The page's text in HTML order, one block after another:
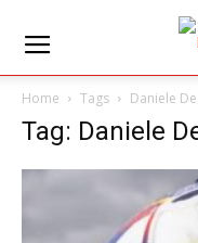
Home Tags Daniele
Tag: Daniele